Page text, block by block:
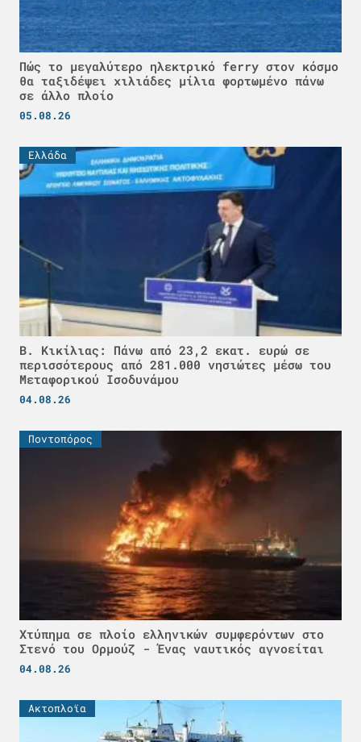
Πώς το μεγαλύτερο ηλεκτρικό ferry στον κόσμο
θα ταξιδέψει χιλιάδες μίλια φορτωμένο πάνω
σε άλλο πλοίο
05.08.26
Ελλάδα
Β. Κικίλιας: Πάνω από 23,2 εκατ. ευρώ σε
περισσότερους από 281.000 νησιώτες μέσω του
Μεταφορικού Ισοδυνάμου
04.08.26
Ποντοπόρος
Χτύπημα σε πλοίο ελληνικών συμφερόντων στο
Στενό του Ορμούζ - Ένας ναυτικός αγνοείται
04.08.26
Ακτοπλοϊα